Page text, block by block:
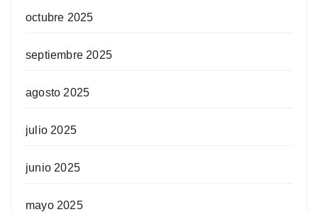
octubre 2025
septiembre 2025
agosto 2025
julio 2025
junio 2025
mayo 2025